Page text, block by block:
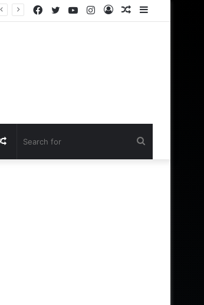
Sidebar
Random
Log
Instagram
YouTube
Twitter
Facebook
Random